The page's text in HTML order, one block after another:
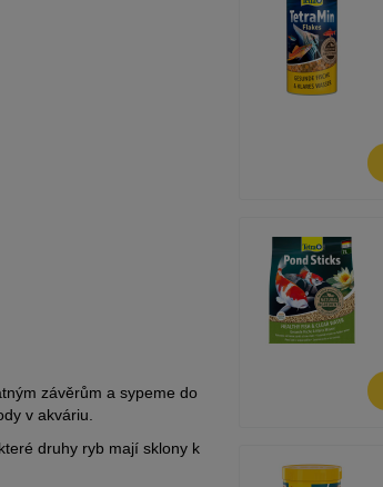
závěrům a sypeme do
v akváriu.
druhy ryb mají sklony k